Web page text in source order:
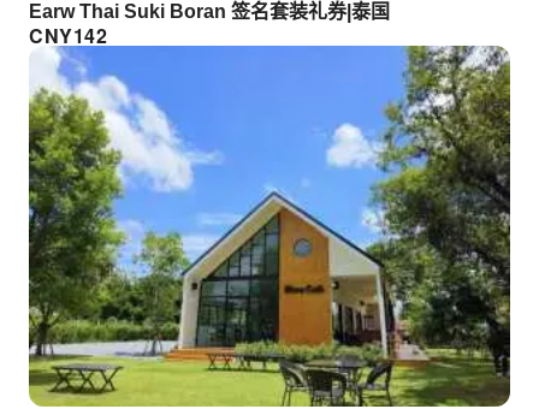
Earw Thai Suki Boran 签名套装礼券|泰国
CNY142